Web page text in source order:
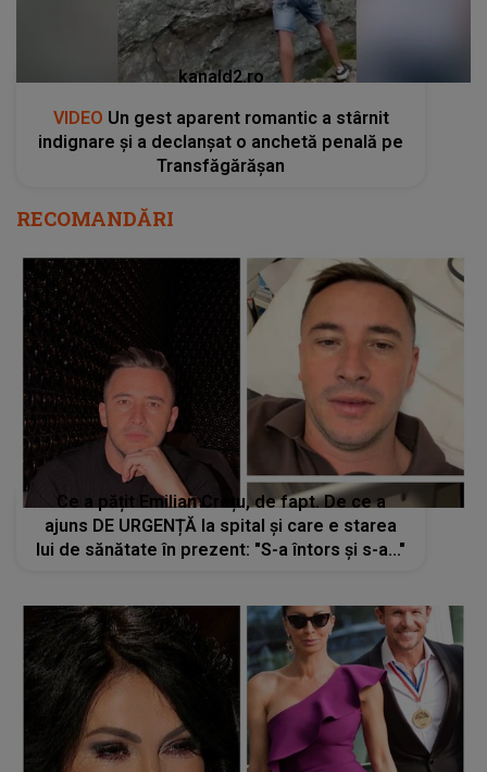
kanald2.ro
VIDEO Un gest aparent romantic a stârnit
indignare și a declanșat o anchetă penală pe
Transfăgărășan
RECOMANDĂRI
Ce a pățit Emilian Crețu, de fapt. De ce a
ajuns DE URGENȚĂ la spital și care e starea
lui de sănătate în prezent: "S-a întors și s-a..."